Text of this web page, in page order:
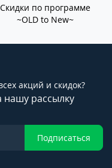
Скидки по программе
~OLD to New~
акций и скидок?
рассылку
Подписаться